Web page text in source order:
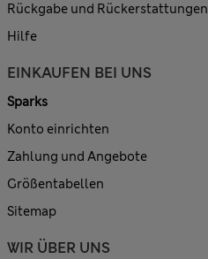
Rückgabe und Rückerstattungen
Hilfe
EINKAUFEN BEI UNS
Sparks
Konto einrichten
Zahlung und Angebote
Größentabellen
Sitemap
WIR ÜBER UNS